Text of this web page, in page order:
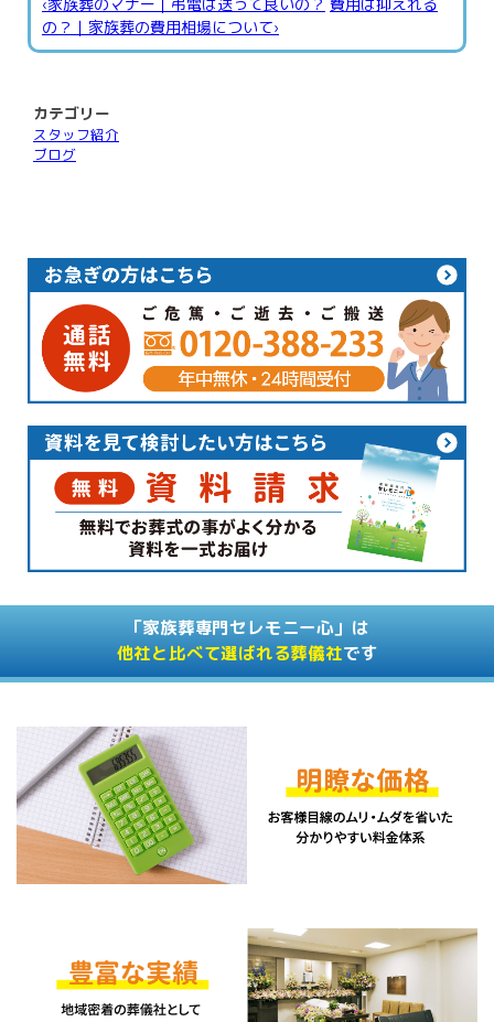
の？｜家族葬の費用相場について›
カテゴリー
スタッフ紹介
ブログ
「家族葬専門セレモニー心」は
他社と比べて選ばれる葬儀社です